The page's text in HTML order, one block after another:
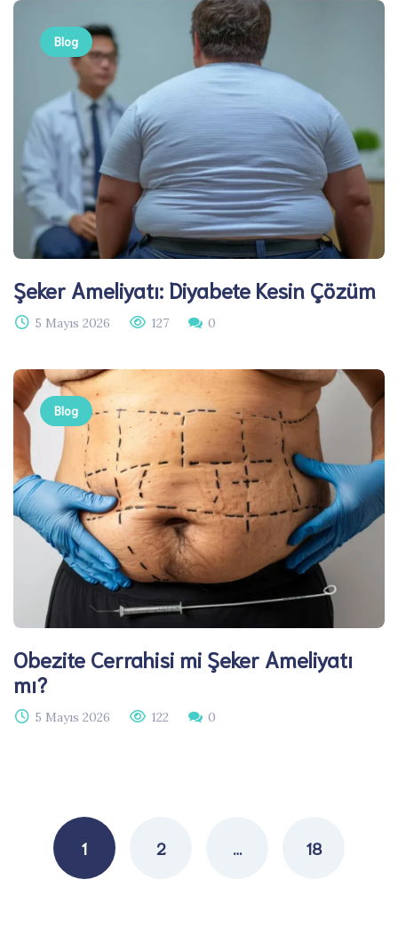
Blog
Şeker Ameliyatı: Diyabete Kesin Çözüm
5 Mayıs 2026 127 0
Blog
Obezite Cerrahisi mi Şeker Ameliyatı
mı?
5 Mayıs 2026 122 0
Posts
navigation
1 2 … 18